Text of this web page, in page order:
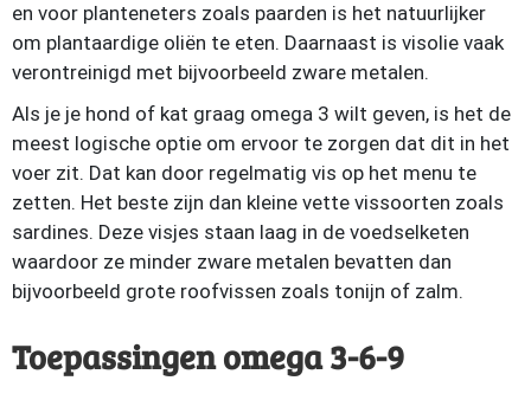
en voor planteneters zoals paarden is het natuurlijker
om plantaardige oliën te eten. Daarnaast is visolie vaak
verontreinigd met bijvoorbeeld zware metalen.
Als je je hond of kat graag omega 3 wilt geven, is het de
meest logische optie om ervoor te zorgen dat dit in het
voer zit. Dat kan door regelmatig vis op het menu te
zetten. Het beste zijn dan kleine vette vissoorten zoals
sardines. Deze visjes staan laag in de voedselketen
waardoor ze minder zware metalen bevatten dan
bijvoorbeeld grote roofvissen zoals tonijn of zalm.
Toepassingen omega 3-6-9